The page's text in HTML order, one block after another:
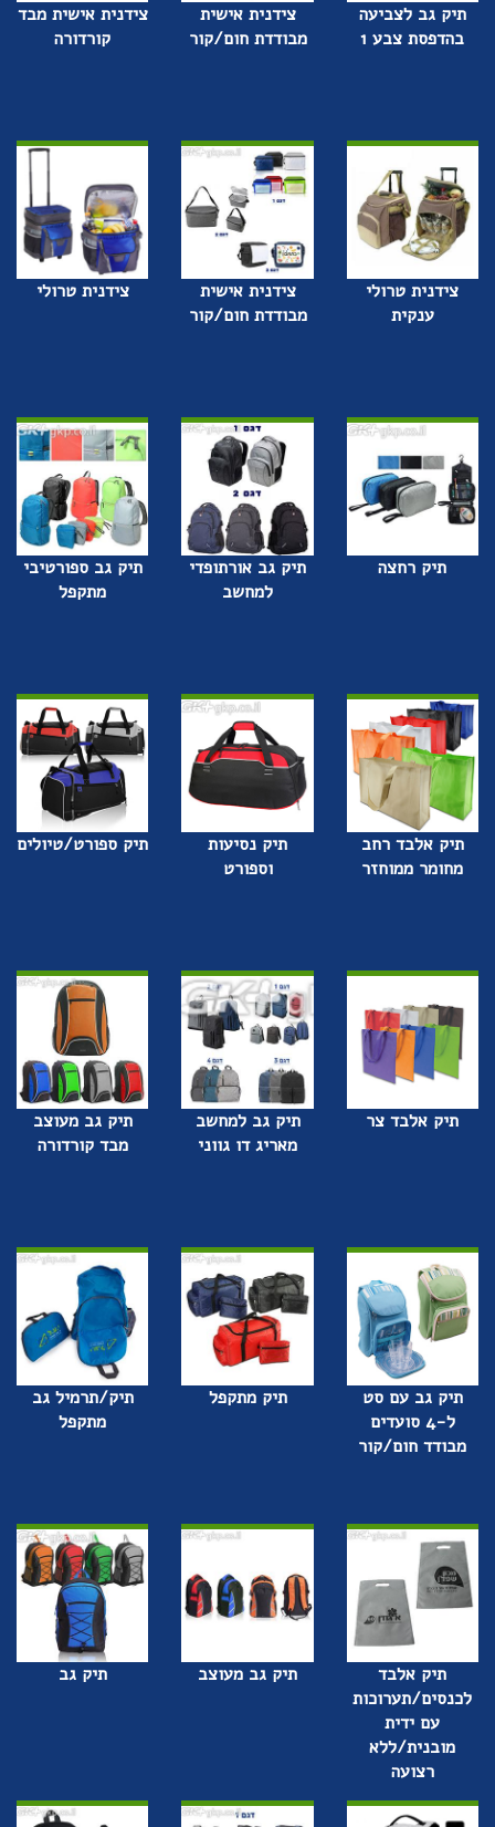
תיק גב לצביעה
בהדפסת צבע 1
צידנית אישית
מבודדת חום/קור
צידנית אישית מבד
קורדורה
צידנית טרולי
ענקית
צידנית אישית
מבודדת חום/קור
צידנית טרולי
תיק רחצה
תיק גב אורתופדי
למחשב
תיק גב ספורטיבי
מתקפל
תיק אלבד רחב
מחומר ממוחזר
תיק נסיעות
וספורט
תיק ספורט/טיולים
תיק אלבד צר
תיק גב למחשב
מאריג דו גווני
תיק גב מעוצב
מבד קורדורה
תיק גב עם סט
ל-4 סועדים
מבודד חום/קור
תיק מתקפל
תיק/תרמיל גב
מתקפל
תיק אלבד
לכנסים/תערוכות
עם ידית
מובנית/ללא
רצועה
תיק גב מעוצב תיק גב